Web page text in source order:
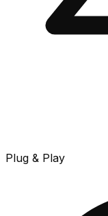
Plug & Play